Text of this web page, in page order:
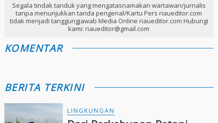
Segala tindak tanduk yang mengatasnamakan wartawan/jurnalis
tanpa menunjukkan tanda pengenal/Kartu Pers riaueditor.com
tidak menjadi tanggungjawab Media Online riaueditor.com Hubungi
kami: riaueditor@gmail.com
KOMENTAR
BERITA TERKINI
LINGKUNGAN